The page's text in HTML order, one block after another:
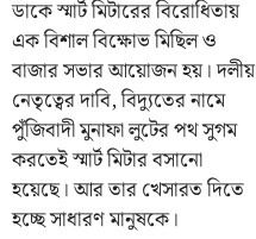
ডাকে স্মার্ট মিটারের বিরোধিতায়
এক বিশাল বিক্ষোভ মিছিল ও
বাজার সভার আয়োজন হয়। দলীয়
নেতৃত্বের দাবি, বিদ্যুতের নামে
পুঁজিবাদী মুনাফা লুটের পথ সুগম
করতেই স্মার্ট মিটার বসানো
হয়েছে। আর তার খেসারত দিতে
হচ্ছে সাধারণ মানুষকে।